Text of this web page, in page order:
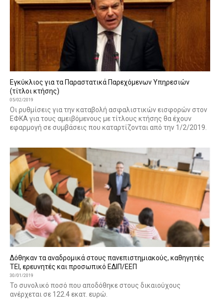
Εγκύκλιος για τα Παραστατικά Παρεχόμενων Υπηρεσιών
(τίτλοι κτήσης)
05/02/2019
Oι ρυθμίσεις για την καταβολή ασφαλιστικών εισφορών στον
ΕΦΚΑ για τους αμειβόμενους με τίτλους κτήσης θα έχουν
εφαρμογή σε συμβάσεις που καταρτίζονται από την 1/2/2019.
Δόθηκαν τα αναδρομικά στους πανεπιστημιακούς, καθηγητές
ΤΕΙ, ερευνητές και προσωπικό ΕΔΙΠ/ΕΕΠ
30/01/2019
Το συνολικό ποσό που αποδόθηκε στους δικαιούχους
ανέρχεται σε 122.4 εκατ. ευρώ.